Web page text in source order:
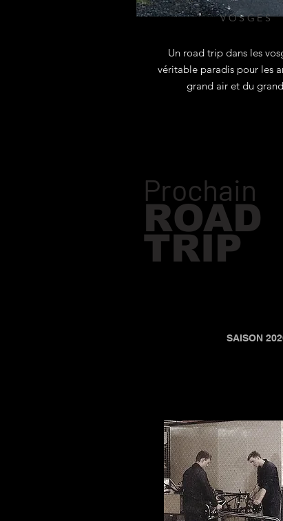
VOSGES
Spécial été
Un road trip dans les
véritable paradis pour les
grand air et du
Prochain
ROAD
TRIP
SAISON